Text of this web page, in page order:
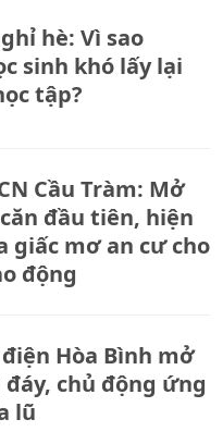
hè: Vì sao
sinh khó lấy lại
tập?
Cầu Tràm: Mở
đầu tiên, hiện
giấc mơ an cư cho
động
Hòa Bình mở
đáy, chủ động ứng
lũ